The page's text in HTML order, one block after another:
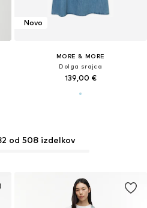
Novo
MORE & MORE
Dolga srajca
139,00 €
od 508 izdelkov